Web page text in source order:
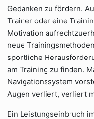
Gedanken zu fördern.
Trainer oder eine
Motivation
neue
sportliche
am Training zu finden.
Navigationssystem
Augen verliert, verliert
Ein Leistungseinbruch